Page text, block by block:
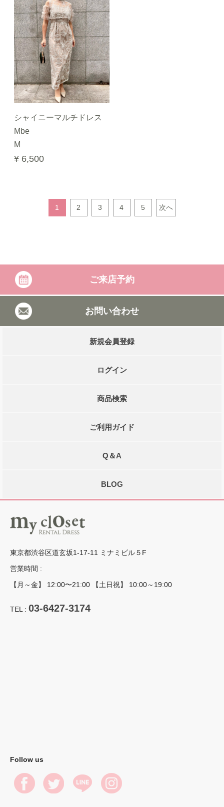
シャイニーマルチドレス
Mbe
M
¥ 6,500
1 2 3 4 5 次へ
ご来店予約
お問い合わせ
新規会員登録
ログイン
商品検索
ご利用ガイド
Q＆A
BLOG
東京都渋谷区道玄坂1-17-11 ミナミビル５F
営業時間 :
【月～金】 12:00〜21:00 【土日祝】 10:00～19:00
TEL : 03-6427-3174
Follow us